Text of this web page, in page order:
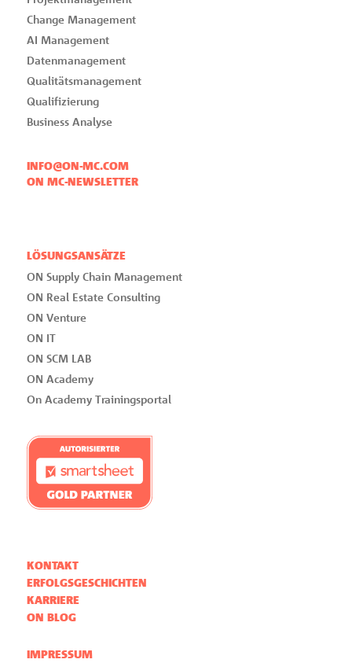
Change Management
AI Management
Datenmanagement
Qualitätsmanagement
Qualifizierung
Business Analyse
INFO@ON-MC.COM
ON MC-NEWSLETTER
LÖSUNGSANSÄTZE
ON Supply Chain Management
ON Real Estate Consulting
ON Venture
ON IT
ON SCM LAB
ON Academy
On Academy Trainingsportal
KONTAKT
ERFOLGSGESCHICHTEN
KARRIERE
ON BLOG
IMPRESSUM